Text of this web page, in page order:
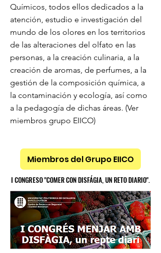
Químicos, todos ellos dedicados a la
atención, estudio e investigación del
mundo de los olores en los territorios
de las alteraciones del olfato en las
personas, a la creación culinaria, a la
creación de aromas, de perfumes, a la
gestión de la composición química, a
la contaminación y ecología, así como
a la pedagogía de dichas áreas. (Ver
miembros grupo EIICO)
Miembros del Grupo EIICO
I CONGRESO "COMER CON DISFÁGIA, UN RETO DIARIO".
I CONGRESO "COMER CON DISFÁGIA, UN RETO DIARIO".